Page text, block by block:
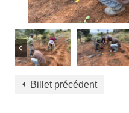
Billet précédent